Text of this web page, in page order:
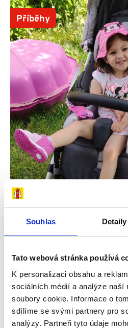
Souhlas Detaily
Tato webová stránka používá
K personalizaci obsahu a
sociálních médií a analýze
soubory cookie. Informace o
sdílíme se svými partnery pro
analýzy. Partneři tyto údaje
Příběhy
Snažíme se dělat vše
V rodinném domku v Úpici
čtyřčlenná rodina –
jejich dvě dcery, Natálka...